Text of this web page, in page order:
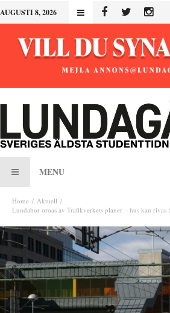
AUGUSTI 8, 2026
MENU
Home
Aktuell
Lundabor oroas av Trafikverkets planer – hus kan rivas